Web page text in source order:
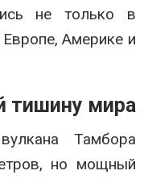
не только в
Америке и
тишину мира
Тамбора
но мощный